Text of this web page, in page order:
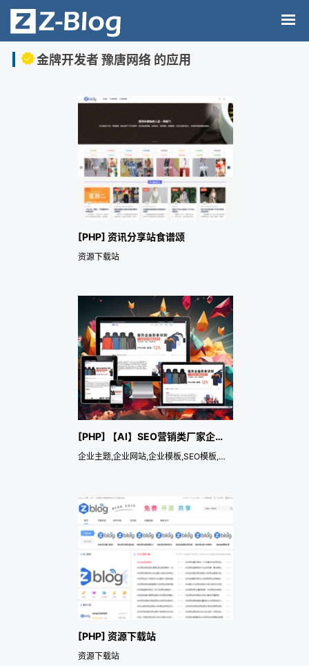
金牌开发者 豫唐网络 的应用
[PHP] 资讯分享站食谱颂
资源下载站
[PHP] 【AI】SEO营销类厂家企业深灰
企业主题,企业网站,企业模板,SEO模板,定制厂家,个性化定制
[PHP] 资源下载站
资源下载站